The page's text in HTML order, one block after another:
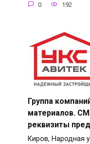
0 192
Группа
материалов.
реквизиты
Киров, Народная